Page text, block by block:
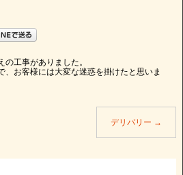
工事がありました。
、お客様には大変な迷惑を掛けたと思いま
デリバリー →